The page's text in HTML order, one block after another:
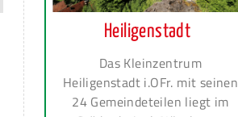
Heiligenstadt
Das Kleinzentrum
Heiligenstadt i.OFr. mit seinen
24 Gemeindeteilen liegt im